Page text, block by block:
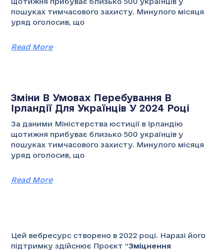
пошуках тимчасового захисту. Минулого місяця
уряд оголосив, що
Read More
Зміни В Умовах Перебування В
Ірландії Для Українців У 2024 Році
За даними Міністерства юстиції в Ірландію
щотижня прибуває близько 500 українців у
пошуках тимчасового захисту. Минулого місяця
уряд оголосив, що
Read More
Цей вебресурс створено в 2022 році. Наразі його
підтримку здійснює Проєкт “Зміцнення